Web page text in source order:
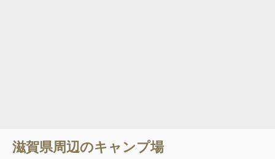
滋賀県周辺のキャンプ場